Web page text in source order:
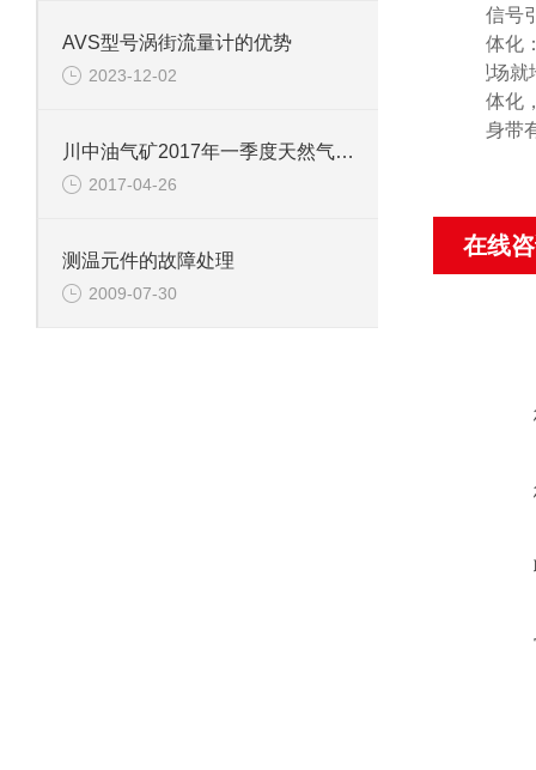
AVS型号涡街流量计的优势
2023-12-02
川中油气矿2017年一季度天然气产量创新高
2017-04-26
测温元件的故障处理
2009-07-30
信号
一体化
现场
一体化
自身带
在线